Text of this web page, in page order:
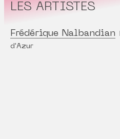
LES ARTISTES
Frédérique Nalbandian
d'Azur